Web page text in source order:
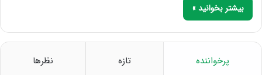
بیشتر بخوانید »
پرخواننده تازه نظرها